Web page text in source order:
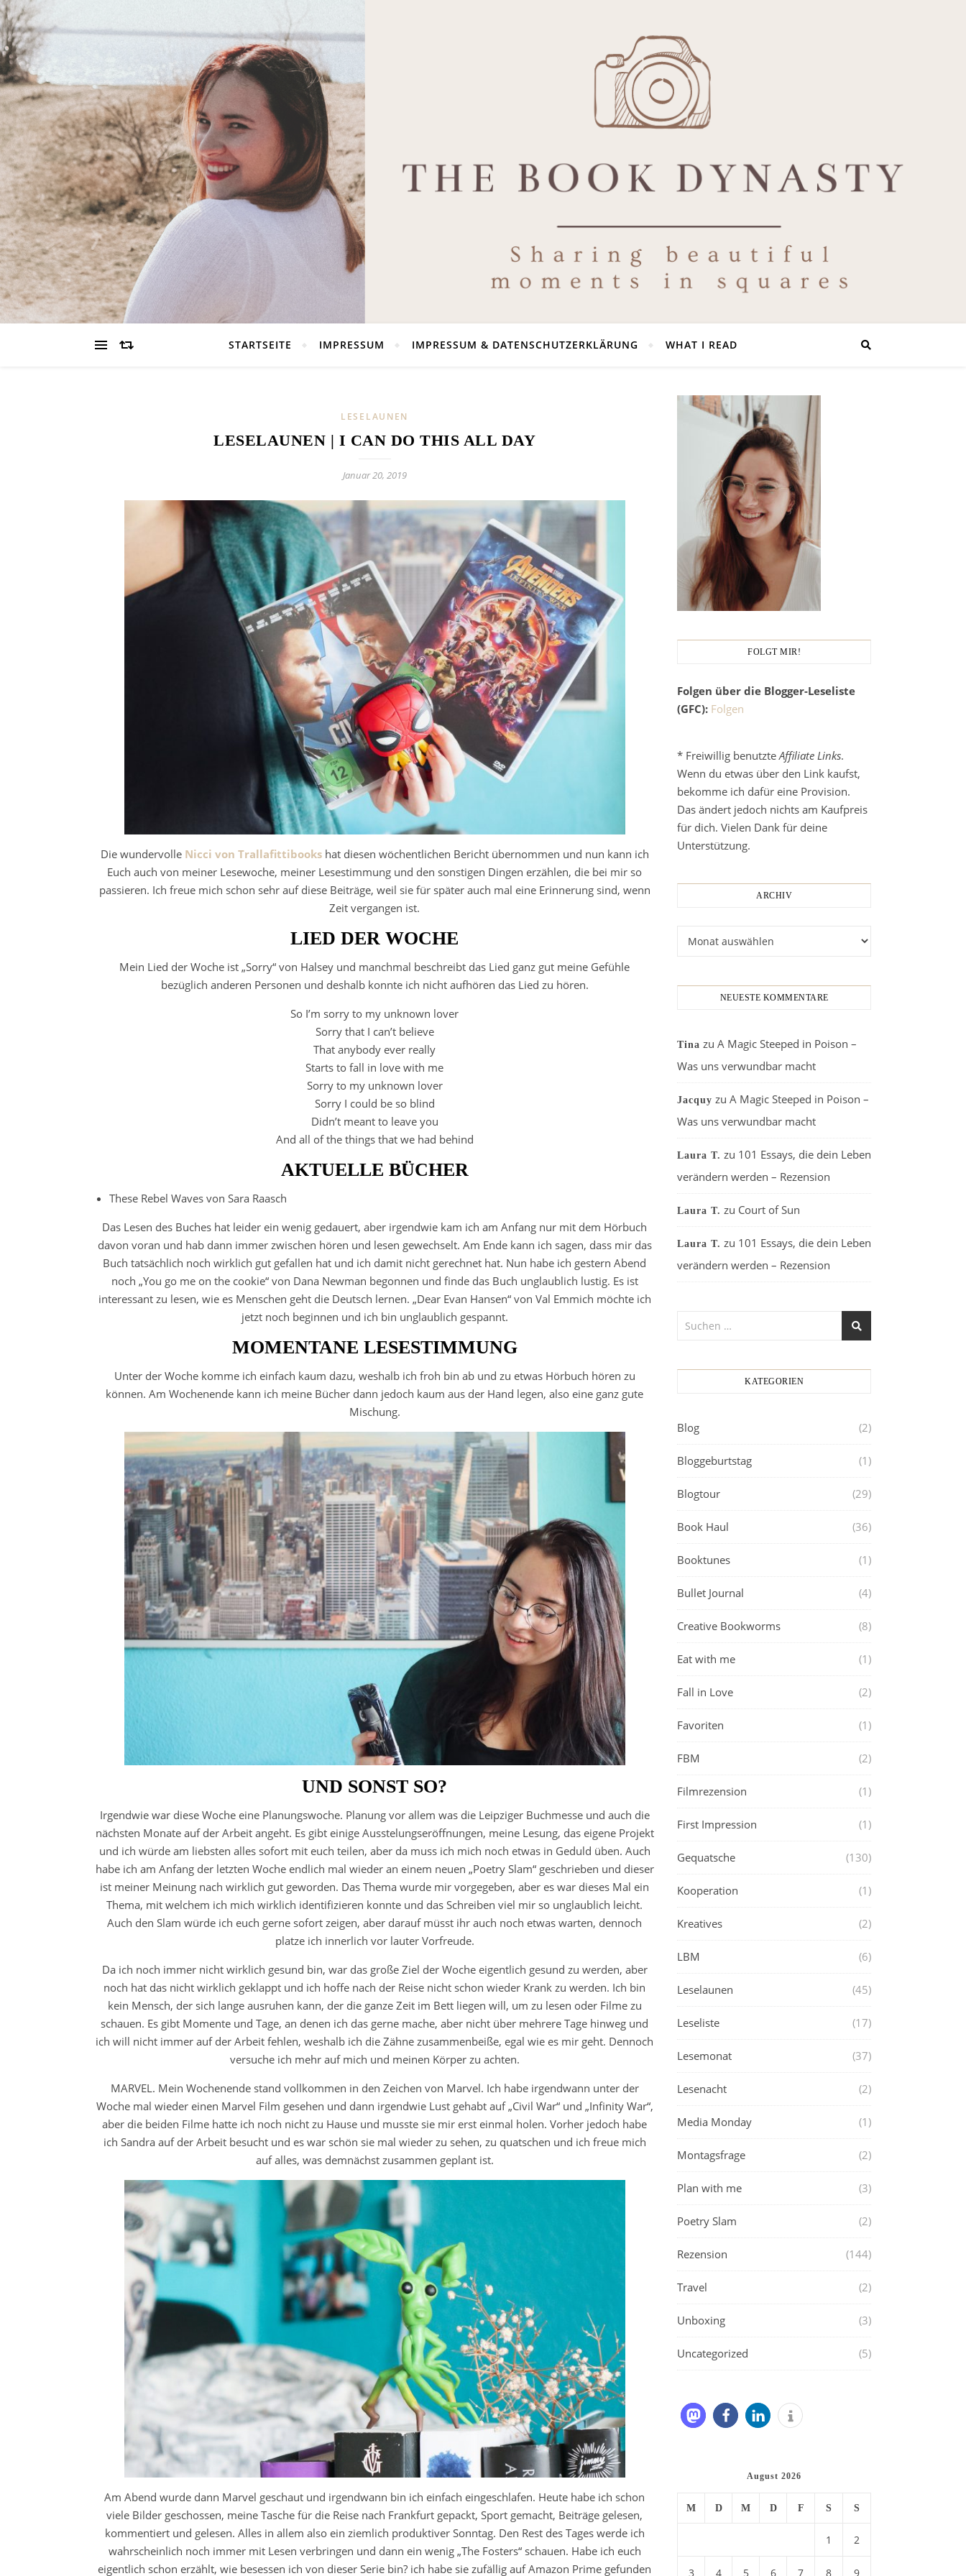
STARTSEITE IMPRESSUM IMPRESSUM & DATENSCHUTZERKLÄRUNG WHAT I READ
LESELAUNEN
LESELAUNEN | I CAN DO THIS ALL DAY
Januar 20, 2019
Die wundervolle Nicci von Trallafittibookshat diesen wöchentlichen Bericht übernommen und nun kann ich
Euch auch von meiner Lesewoche, meiner Lesestimmung und den sonstigen Dingen erzählen, die bei mir so
passieren. Ich freue mich schon sehr auf diese Beiträge, weil sie für später auch mal eine Erinnerung sind, wenn
Zeit vergangen ist.
LIED DER WOCHE
Mein Lied der Woche ist „Sorry“ von Halsey und manchmal beschreibt das Lied ganz gut meine Gefühle
bezüglich anderen Personen und deshalb konnte ich nicht aufhören das Lied zu hören.
So I’m sorry to my unknown lover
Sorry that I can’t believe
That anybody ever really
Starts to fall in love with me
Sorry to my unknown lover
Sorry I could be so blind
Didn’t meant to leave you
And all of the things that we had behind
AKTUELLE BÜCHER
These Rebel Waves von Sara Raasch
Das Lesen des Buches hat leider ein wenig gedauert, aber irgendwie kam ich am Anfang nur mit dem Hörbuch
davon voran und hab dann immer zwischen hören und lesen gewechselt. Am Ende kann ich sagen, dass mir das
Buch tatsächlich noch wirklich gut gefallen hat und ich damit nicht gerechnet hat. Nun habe ich gestern Abend
noch „You go me on the cookie“ von Dana Newman begonnen und finde das Buch unglaublich lustig. Es ist
interessant zu lesen, wie es Menschen geht die Deutsch lernen. „Dear Evan Hansen“ von Val Emmich möchte ich
jetzt noch beginnen und ich bin unglaublich gespannt.
MOMENTANE LESESTIMMUNG
Unter der Woche komme ich einfach kaum dazu, weshalb ich froh bin ab und zu etwas Hörbuch hören zu
können. Am Wochenende kann ich meine Bücher dann jedoch kaum aus der Hand legen, also eine ganz gute
Mischung.
UND SONST SO?
Irgendwie war diese Woche eine Planungswoche. Planung vor allem was die Leipziger Buchmesse und auch die
nächsten Monate auf der Arbeit angeht. Es gibt einige Ausstelungseröffnungen, meine Lesung, das eigene Projekt
und ich würde am liebsten alles sofort mit euch teilen, aber da muss ich mich noch etwas in Geduld üben. Auch
habe ich am Anfang der letzten Woche endlich mal wieder an einem neuen „Poetry Slam“ geschrieben und dieser
ist meiner Meinung nach wirklich gut geworden. Das Thema wurde mir vorgegeben, aber es war dieses Mal ein
Thema, mit welchem ich mich wirklich identifizieren konnte und das Schreiben viel mir so unglaublich leicht.
Auch den Slam würde ich euch gerne sofort zeigen, aber darauf müsst ihr auch noch etwas warten, dennoch
platze ich innerlich vor lauter Vorfreude.
Da ich noch immer nicht wirklich gesund bin, war das große Ziel der Woche eigentlich gesund zu werden, aber
noch hat das nicht wirklich geklappt und ich hoffe nach der Reise nicht schon wieder Krank zu werden. Ich bin
kein Mensch, der sich lange ausruhen kann, der die ganze Zeit im Bett liegen will, um zu lesen oder Filme zu
schauen. Es gibt Momente und Tage, an denen ich das gerne mache, aber nicht über mehrere Tage hinweg und
ich will nicht immer auf der Arbeit fehlen, weshalb ich die Zähne zusammenbeiße, egal wie es mir geht. Dennoch
versuche ich mehr auf mich und meinen Körper zu achten.
MARVEL. Mein Wochenende stand vollkommen in den Zeichen von Marvel. Ich habe irgendwann unter der
Woche mal wieder einen Marvel Film gesehen und dann irgendwie Lust gehabt auf „Civil War“ und „Infinity War“,
aber die beiden Filme hatte ich noch nicht zu Hause und musste sie mir erst einmal holen. Vorher jedoch habe
ich Sandra auf der Arbeit besucht und es war schön sie mal wieder zu sehen, zu quatschen und ich freue mich
auf alles, was demnächst zusammen geplant ist.
Am Abend wurde dann Marvel geschaut und irgendwann bin ich einfach eingeschlafen. Heute habe ich schon
viele Bilder geschossen, meine Tasche für die Reise nach Frankfurt gepackt, Sport gemacht, Beiträge gelesen,
kommentiert und gelesen. Alles in allem also ein ziemlich produktiver Sonntag. Den Rest des Tages werde ich
wahrscheinlich noch immer mit Lesen verbringen und dann ein wenig „The Fosters“ schauen. Habe ich euch
eigentlich schon erzählt, wie besessen ich von dieser Serie bin? ich habe sie zufällig auf Amazon Prime gefunden
FOLGT MIR!
Folgen über die Blogger-Leseliste
(GFC): Folgen
* Freiwillig benutzteAffiliate Links.
Wenn du etwas über den Link kaufst,
bekomme ich dafür eine Provision.
Das ändert jedoch nichts am Kaufpreis
für dich. Vielen Dank für deine
Unterstützung.
ARCHIV
NEUESTE KOMMENTARE
Tina zu A Magic Steeped in Poison –
Was uns verwundbar macht
Jacquy zu A Magic Steeped in Poison –
Was uns verwundbar macht
Laura T. zu 101 Essays, die dein Leben
verändern werden – Rezension
Laura T. zu Court of Sun
Laura T. zu 101 Essays, die dein Leben
verändern werden – Rezension
KATEGORIEN
Blog (2)
Bloggeburtstag (1)
Blogtour (29)
Book Haul (36)
Booktunes (1)
Bullet Journal (4)
Creative Bookworms (8)
Eat with me (1)
Fall in Love (2)
Favoriten (1)
FBM (2)
Filmrezension (1)
First Impression (1)
Gequatsche (130)
Kooperation (1)
Kreatives (2)
LBM (6)
Leselaunen (45)
Leseliste (17)
Lesemonat (37)
Lesenacht (2)
Media Monday (1)
Montagsfrage (2)
Plan with me (3)
Poetry Slam (2)
Rezension (144)
Travel (2)
Unboxing (3)
Uncategorized (5)
August 2026
M D M D F S S
1 2
3 4 5 6 7 8 9